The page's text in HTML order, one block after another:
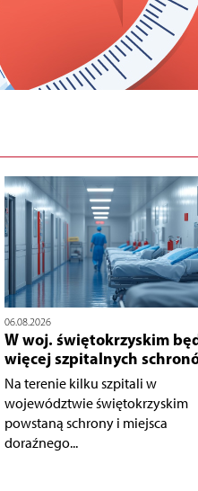
06.08.2026
W woj. świętokrzyskim
więcej szpitalnych
Na terenie kilku szpitali w
województwie świętokrzyskim
powstaną schrony i miejsca
doraźnego...